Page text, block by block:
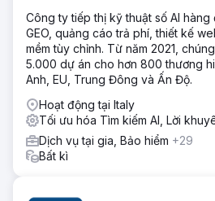
Công ty tiếp thị kỹ thuật số AI hàng
GEO, quảng cáo trả phí, thiết kế
mềm tùy chỉnh. Từ năm 2021,
5.000 dự án cho hơn 800 thương
Anh, EU, Trung Đông và Ấn Độ.
Hoạt động tại Italy
Tối ưu hóa Tìm kiếm AI, Lời
Dịch vụ tại gia, Bảo hiểm +29
Bất kì